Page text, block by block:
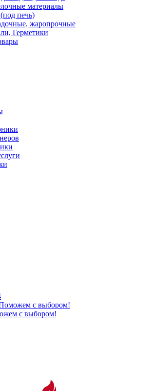
материалы
печь)
жаропрочные
Герметики
с выбором!
с выбором!